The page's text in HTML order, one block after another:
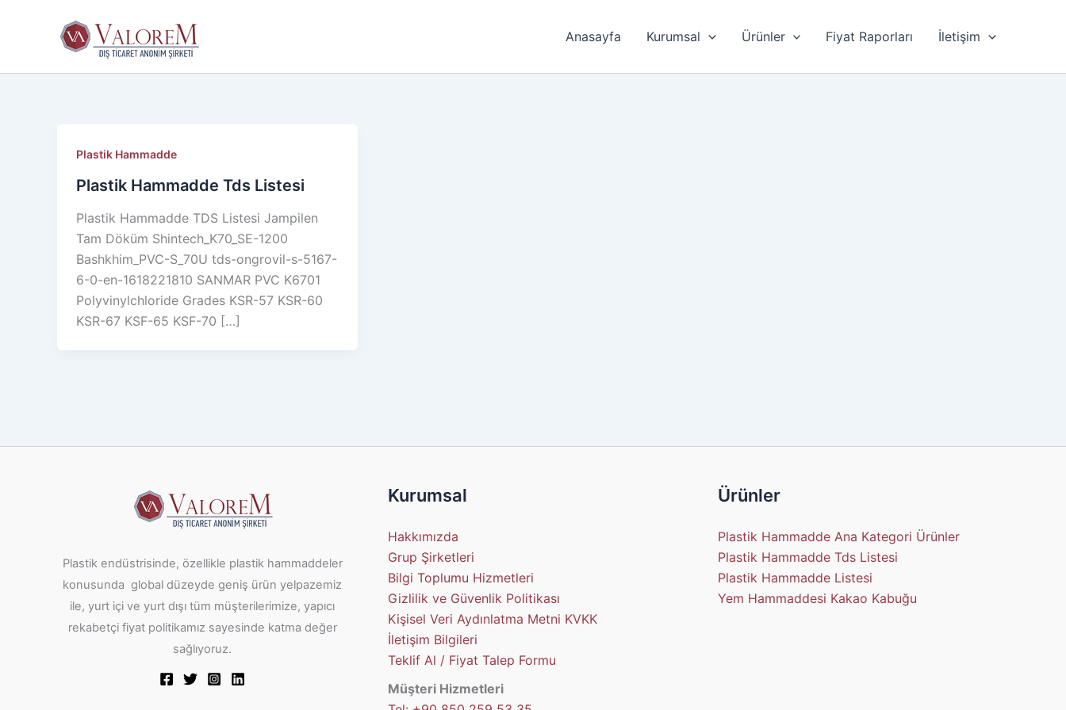
Anasayfa Kurumsal Ürünler Fiyat Raporları İletişim
Plastik Hammadde
Plastik Hammadde Tds Listesi
Plastik Hammadde TDS Listesi Jampilen
Tam Döküm Shintech_K70_SE-1200
Bashkhim_PVC-S_70U tds-ongrovil-s-5167-
6-0-en-1618221810 SANMAR PVC K6701
Polyvinylchloride Grades KSR-57 KSR-60
KSR-67 KSF-65 KSF-70 […]
Plastik endüstrisinde, özellikle plastik hammaddeler
konusunda global düzeyde geniş ürün yelpazemiz
ile, yurt içi ve yurt dışı tüm müşterilerimize, yapıcı
rekabetçi fiyat politikamız sayesinde katma değer
sağlıyoruz.
Kurumsal
Hakkımızda
Grup Şirketleri
Bilgi Toplumu Hizmetleri
Gizlilik ve Güvenlik Politikası
Kişisel Veri Aydınlatma Metni KVKK
İletişim Bilgileri
Teklif Al / Fiyat Talep Formu
Müşteri Hizmetleri
Ürünler
Plastik Hammadde Ana Kategori Ürünler
Plastik Hammadde Tds Listesi
Plastik Hammadde Listesi
Yem Hammaddesi Kakao Kabuğu